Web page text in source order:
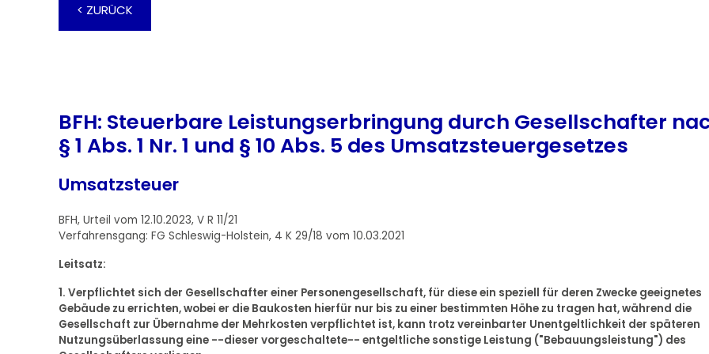
< ZURÜCK
BFH: Steuerbare Leistungserbringung durch Gesellschafter
§ 1 Abs. 1 Nr. 1 und § 10 Abs. 5 des Umsatzsteuergesetzes
Umsatzsteuer
BFH, Urteil vom 12.10.2023, V R 11/21
Verfahrensgang: FG Schleswig-Holstein, 4 K 29/18 vom 10.03.2021
Leitsatz:
1. Verpflichtet sich der Gesellschafter einer Personengesellschaft, für diese ein speziell für deren Zwecke geeignetes
Gebäude zu errichten, wobei er die Baukosten hierfür nur bis zu einer bestimmten Höhe zu tragen hat, während die
Gesellschaft zur Übernahme der Mehrkosten verpflichtet ist, kann trotz vereinbarter Unentgeltlichkeit der späteren
Nutzungsüberlassung eine --dieser vorgeschaltete-- entgeltliche sonstige Leistung ("Bebauungsleistung") des